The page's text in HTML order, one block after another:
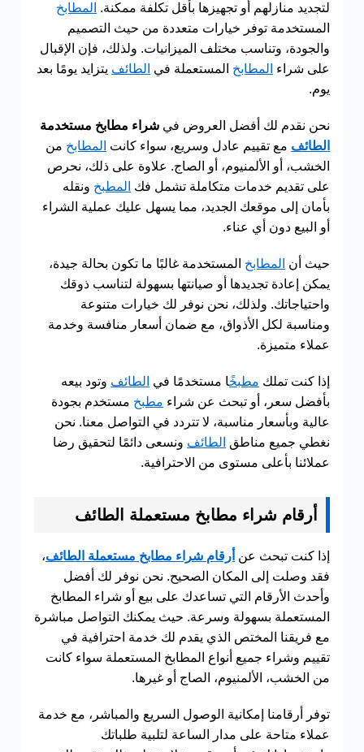
لتجديد منازلهم أو تجهيزها بأقل تكلفة ممكنة. المطابخ
المستخدمة توفر خيارات متعددة من حيث التصميم
والجودة، وتناسب مختلف الميزانيات. ولذلك، فإن الإقبال
على شراء المطابخ المستعملة في الطائف يتزايد يومًا بعد
يوم.
نحن نقدم لك أفضل العروض في شراء مطابخ مستخدمة
الطائف مع تقييم عادل وسريع، سواء كانت المطابخ من
الخشب، أو الألمنيوم، أو الصاج. علاوة على ذلك، نحرص
على تقديم خدمات متكاملة تشمل فك المطبخ ونقله
بأمان إلى موقعك الجديد، مما يسهل عليك عملية الشراء
أو البيع دون أي عناء.
حيث أن المطابخ المستخدمة غالبًا ما تكون بحالة جيدة،
يمكن إعادة تجديدها أو صيانتها بسهولة لتناسب ذوقك
واحتياجاتك. ولذلك، نحن نوفر لك خيارات متنوعة
ومناسبة لكل الأذواق، مع ضمان أسعار منافسة وخدمة
عملاء متميزة.
إذا كنت تملك مطبخًا مستخدمًا في الطائف وتود بيعه
بأفضل سعر، أو تبحث عن شراء مطبخ مستخدم بجودة
عالية وبأسعار مناسبة، لا تتردد في التواصل معنا. نحن
نغطي جميع مناطق الطائف ونسعى دائمًا لتحقيق رضا
عملائنا بأعلى مستوى من الاحترافية.
أرقام شراء مطابخ مستعملة الطائف
إذا كنت تبحث عن أرقام شراء مطابخ مستعملة الطائف،
فقد وصلت إلى المكان الصحيح. نحن نوفر لك أفضل
وأحدث الأرقام التي تساعدك على بيع أو شراء المطابخ
المستعملة بسهولة وسرعة. حيث يمكنك التواصل مباشرة
مع فريقنا المختص الذي يقدم لك خدمة احترافية في
تقييم وشراء جميع أنواع المطابخ المستعملة سواء كانت
من الخشب، الألمنيوم، الصاج أو غيرها.
توفر أرقامنا إمكانية الوصول السريع والمباشر، مع خدمة
عملاء متاحة على مدار الساعة لتلبية طلباتك